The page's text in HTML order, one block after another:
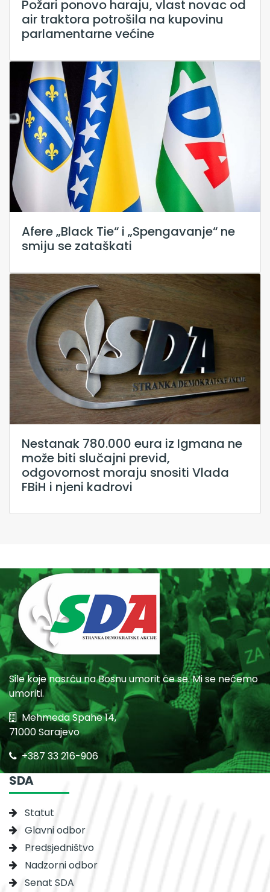
Požari ponovo haraju, vlast novac od
air traktora potrošila na kupovinu
parlamentarne većine
Afere „Black Tie“ i „Spengavanje“ ne
smiju se zataškati
Nestanak 780.000 eura iz Igmana ne
može biti slučajni previd,
odgovornost moraju snositi Vlada
FBiH i njeni kadrovi
Sile koje nasrću na Bosnu umorit će se. Mi se nećemo
umoriti.
Mehmeda Spahe 14,
71000 Sarajevo
+387 33 216-906
SDA
Statut
Glavni odbor
Predsjedništvo
Nadzorni odbor
Senat SDA